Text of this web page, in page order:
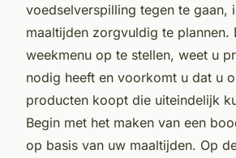
voedselverspilling tegen te gaan,
maaltijden zorgvuldig te plannen.
weekmenu op te stellen, weet u
nodig heeft en voorkomt u dat u
producten koopt die uiteindelijk
Begin met het maken van een
op basis van uw maaltijden. Op